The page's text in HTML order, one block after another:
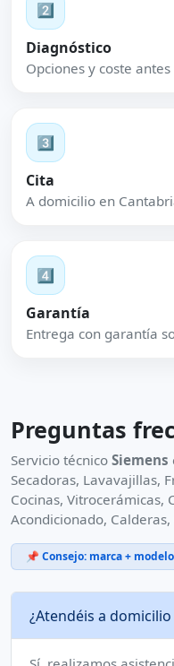
2️⃣
Diagnóstico
Opciones y coste
3️⃣
Cita
A domicilio en
4️⃣
Garantía
Entrega con garantía
Preguntas
Servicio técnico Siemens
Secadoras, Lavavajillas,
Cocinas, Vitrocerámicas,
Acondicionado,
📌 Consejo: marca +
¿Atendéis a